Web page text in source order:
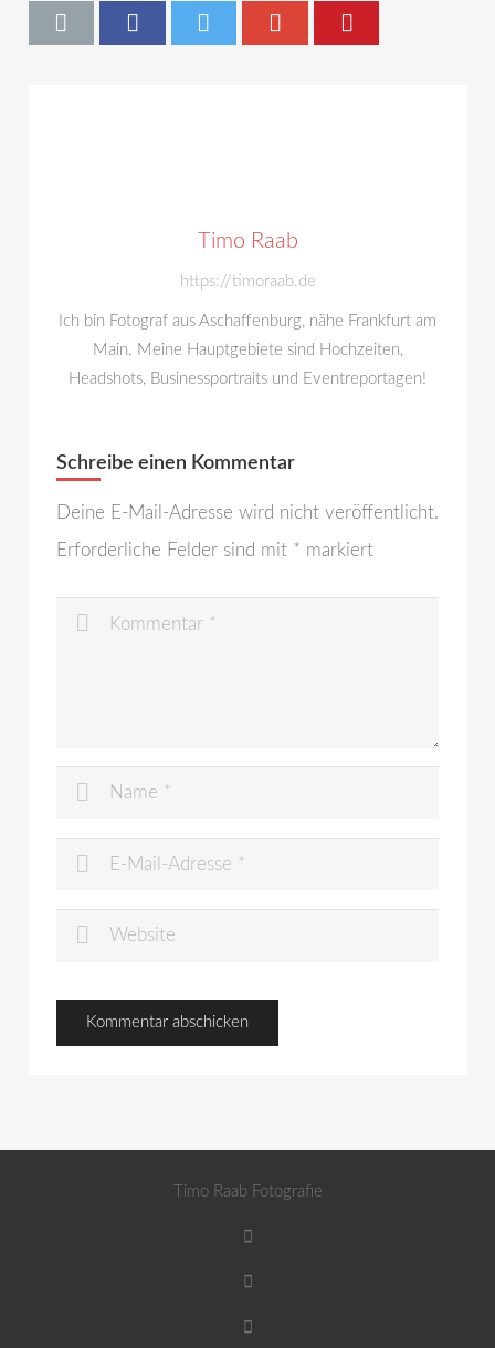
Timo Raab
https://timoraab.de
Ich bin Fotograf aus Aschaffenburg, nähe Frankfurt am
Main. Meine Hauptgebiete sind Hochzeiten,
Headshots, Businessportraits und Eventreportagen!
Schreibe einen Kommentar
Deine E-Mail-Adresse wird nicht veröffentlicht.
Erforderliche Felder sind mit * markiert
Timo Raab Fotografie